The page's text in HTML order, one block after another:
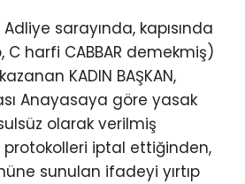
sarayında, kapısında
C harfi CABBAR demekmiş)
KADIN BAŞKAN,
Anayasaya göre yasak
olarak verilmiş
protokolleri iptal ettiğinden,
sunulan ifadeyi yırtıp